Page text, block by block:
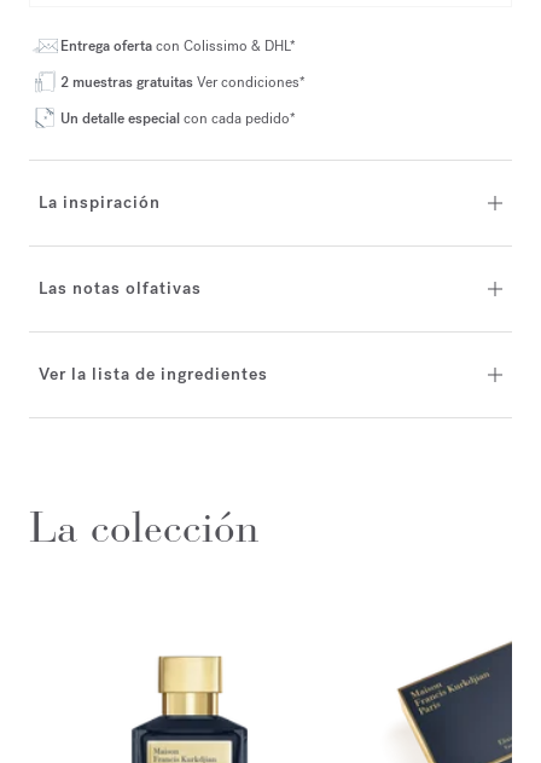
Entrega ofertacon Colissimo & DHL*
2 muestras gratuitasVer condiciones*
Un detalle especialcon cada pedido*
La inspiración
Las notas olfativas
Ver la lista de ingredientes
La colección